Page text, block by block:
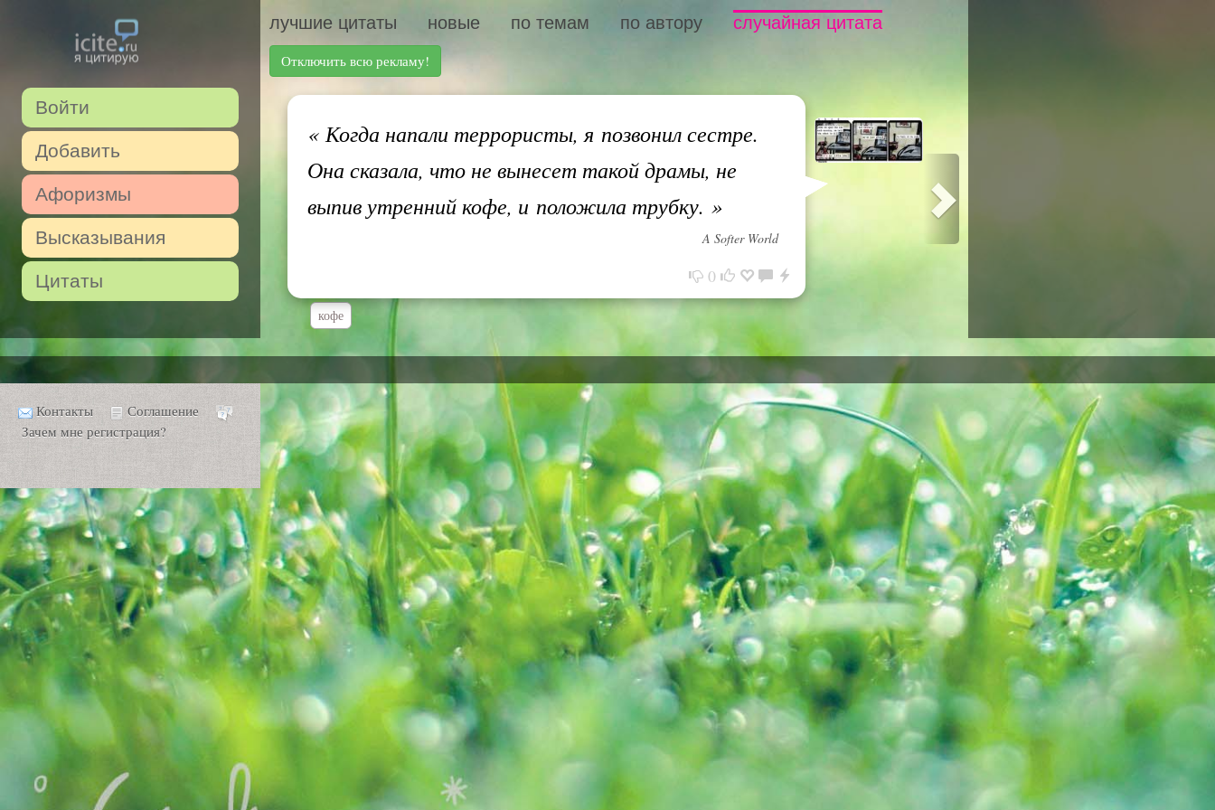
Войти
Добавить
Афоризмы
Высказывания
Цитаты
лучшие цитаты новые по темам по автору случайная цитата
Отключить всю рекламу!
«Когда напали террористы, я позвонил сестре.
Она сказала, что не вынесет такой драмы, не
выпив утренний кофе, и положила трубку. »
A Softer World
0
кофе
Контакты
Соглашение
Зачем мне регистрация?